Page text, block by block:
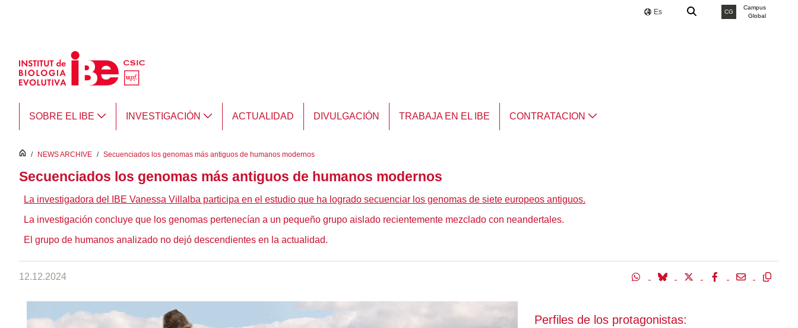
Es CG
Campus
Global
SOBRE EL IBE INVESTIGACIÓN ACTUALIDAD DIVULGACIÓN TRABAJA EN EL IBE CONTRATACION
inici
/ NEWS ARCHIVE / Secuenciados los genomas más antiguos de humanos modernos
Secuenciados los genomas más antiguos de humanos modernos
La investigadora del IBE Vanessa Villalba participa en el estudio que ha logrado secuenciar los genomas de siete europeos antiguos.
La investigación concluye que los genomas pertenecían a un pequeño grupo aislado recientemente mezclado con neandertales.
El grupo de humanos analizado no dejó descendientes en la actualidad.
12.12.2024
Perfiles de los protagonistas: